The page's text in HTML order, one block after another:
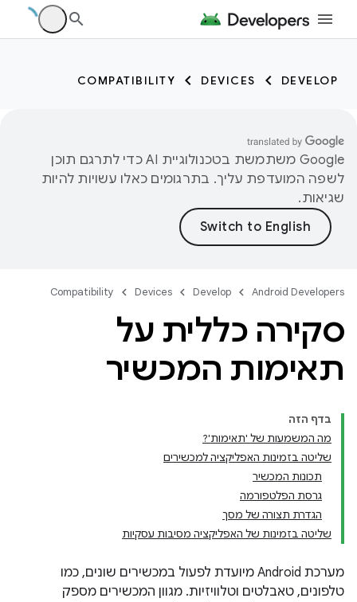
DEVELOP
DEVICES
COMPATIBILITY
‫Google משתמשת בטכנולוגיית AI כדי לתרגם תוכן
לשפה המועדפת עליך. בתרגומים כאלו עשויות להיות
שגיאות.
Android Developers
Develop
Devices
Compatibility
סקירה כללית על
תאימות המכשיר
בדף הזה
מה המשמעות של 'תאימות'?
שליטה בזמינות האפליקציה למכשירים
תכונות המכשיר
גרסת הפלטפורמה
הגדרת תצורה של מסך
שליטה בזמינות של האפליקציה מסיבות עסקיות
מערכת Android מיועדת לפעול במכשירים שונים, כמו
טלפונים, טאבלטים וטלוויזיות. מגוון המכשירים מספק